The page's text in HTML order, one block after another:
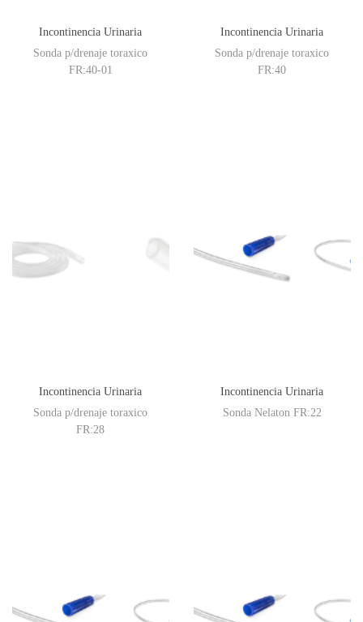
Incontinencia Urinaria
Sonda p/drenaje toraxico
FR:40-01
Incontinencia Urinaria
Sonda p/drenaje toraxico
FR:40
Incontinencia Urinaria
Sonda p/drenaje toraxico
FR:28
Incontinencia Urinaria
Sonda Nelaton FR:22